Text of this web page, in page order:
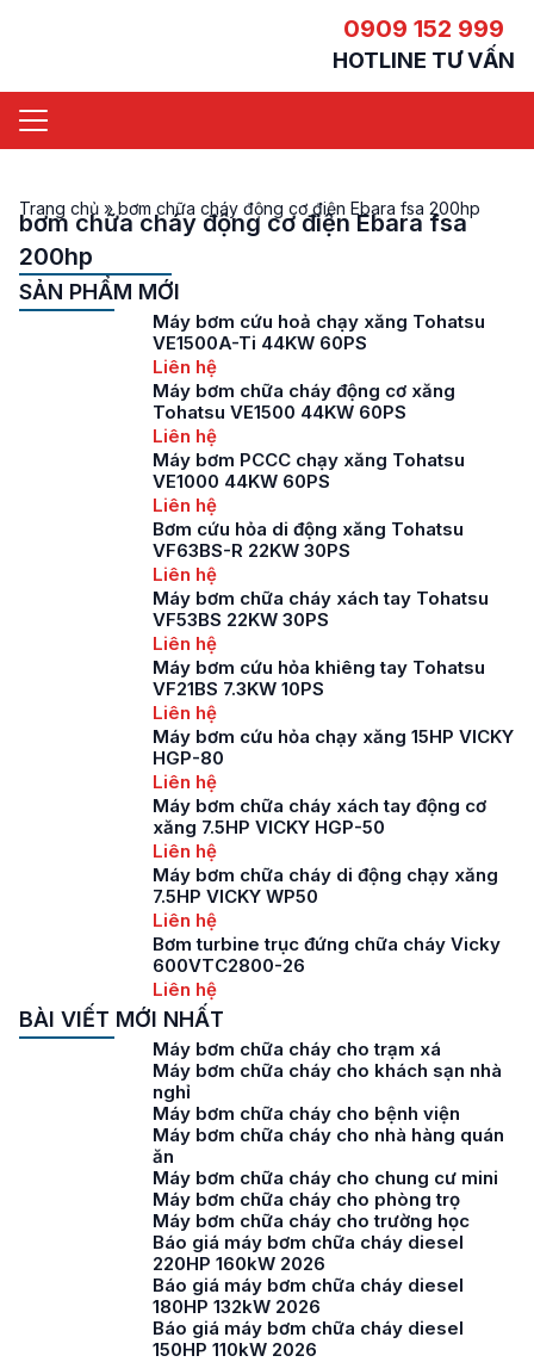
0909 152 999
HOTLINE TƯ VẤN
Trang chủ » bơm chữa cháy động cơ điện Ebara fsa 200hp
bơm chữa cháy động cơ điện Ebara fsa
200hp
SẢN PHẨM MỚI
Máy bơm cứu hoả chạy xăng Tohatsu
VE1500A-Ti 44KW 60PS
Liên hệ
Máy bơm chữa cháy động cơ xăng
Tohatsu VE1500 44KW 60PS
Liên hệ
Máy bơm PCCC chạy xăng Tohatsu
VE1000 44KW 60PS
Liên hệ
Bơm cứu hỏa di động xăng Tohatsu
VF63BS-R 22KW 30PS
Liên hệ
Máy bơm chữa cháy xách tay Tohatsu
VF53BS 22KW 30PS
Liên hệ
Máy bơm cứu hỏa khiêng tay Tohatsu
VF21BS 7.3KW 10PS
Liên hệ
Máy bơm cứu hỏa chạy xăng 15HP VICKY
HGP-80
Liên hệ
Máy bơm chữa cháy xách tay động cơ
xăng 7.5HP VICKY HGP-50
Liên hệ
Máy bơm chữa cháy di động chạy xăng
7.5HP VICKY WP50
Liên hệ
Bơm turbine trục đứng chữa cháy Vicky
600VTC2800-26
Liên hệ
BÀI VIẾT MỚI NHẤT
Máy bơm chữa cháy cho trạm xá
Máy bơm chữa cháy cho khách sạn nhà
nghỉ
Máy bơm chữa cháy cho bệnh viện
Máy bơm chữa cháy cho nhà hàng quán
ăn
Máy bơm chữa cháy cho chung cư mini
Máy bơm chữa cháy cho phòng trọ
Máy bơm chữa cháy cho trường học
Báo giá máy bơm chữa cháy diesel
220HP 160kW 2026
Báo giá máy bơm chữa cháy diesel
180HP 132kW 2026
Báo giá máy bơm chữa cháy diesel
150HP 110kW 2026